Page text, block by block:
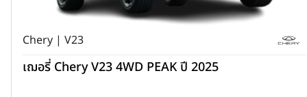
Chery | V23
เฌอรี่ Chery V23 4WD PEAK ปี 2025